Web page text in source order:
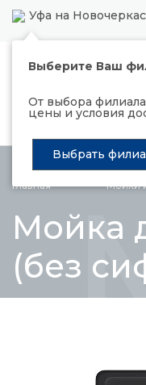
Уфа на
Выберите Ваш
От выбора
цены и условия
Выбрать
Распродажа
Главная Мойки
Мойка
(без